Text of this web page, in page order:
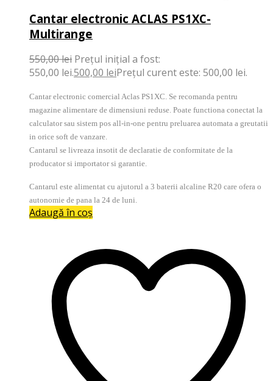
Cantar electronic ACLAS PS1XC-
Multirange
550,00lei Prețul inițial a fost:
550,00 lei.500,00 leiPrețul curent este: 500,00 lei.
Cantar electronic comercial Aclas PS1XC. Se recomanda pentru
magazine alimentare de dimensiuni reduse. Poate functiona conectat la
calculator sau sistem pos all-in-one pentru preluarea automata a greutatii
in orice soft de vanzare.
Cantarul se livreaza insotit de declaratie de conformitate de la
producator si importator si garantie.
Cantarul este alimentat cu ajutorul a 3 baterii alcaline R20 care ofera o
autonomie de pana la 24 de luni.
Adaugă în coș